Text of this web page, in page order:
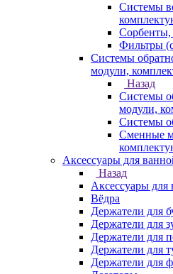
Системы
Сорбенты,
Фильтры
Системы
модули,
Назад
Системы
модули,
Системы
Сменные
Аксессуары для
Назад
Аксессуары для
Вёдра
Держатели для
Держатели для
Держатели для
Держатели для
Держатели для